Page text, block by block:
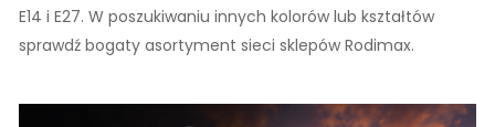
E14 i E27. W poszukiwaniu innych kolorów lub kształtów
sprawdź bogaty asortyment sieci sklepów Rodimax.